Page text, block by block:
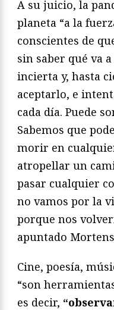
A su juicio, la
planeta “a la
conscientes de
sin saber qué va
incierta y, hasta
aceptarlo, e
cada día. Puede
Sabemos que
morir en
atropellar un
pasar cualquier
no vamos por la
porque nos
apuntado
Cine, poesía,
“son
es decir,